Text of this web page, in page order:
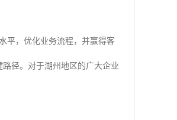
平，优化业务流程，并赢得客
径。对于湖州地区的广大企业